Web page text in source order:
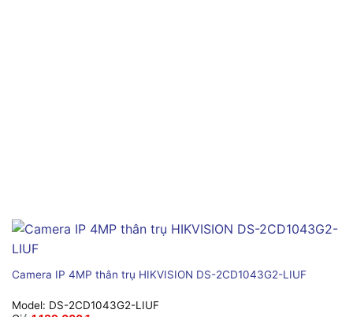
Camera IP 4MP thân trụ HIKVISION DS-2CD1043G2-LIUF
Model: DS-2CD1043G2-LIUF